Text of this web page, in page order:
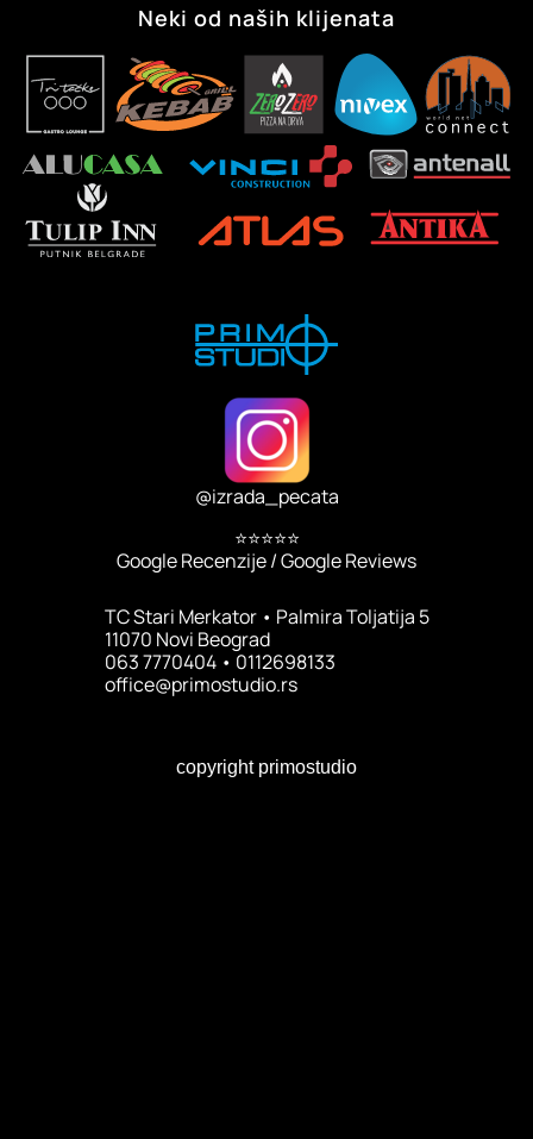
Neki od naših klijenata
@izrada_pecata
⭐⭐⭐⭐⭐
Google Recenzije / Google Reviews
TC Stari Merkator • Palmira Toljatija 5
11070 Novi Beograd
063 7770404 • 0112698133
office@primostudio.rs
copyright primostudio